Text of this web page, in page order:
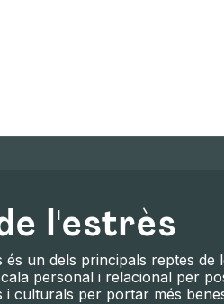
l'estrès
és un dels principals reptes
personal i relacional per
i culturals per portar més